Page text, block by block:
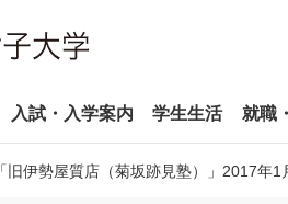
入試・入学案内 学生生活 就職
「旧伊勢屋質店（菊坂跡見塾）」2017